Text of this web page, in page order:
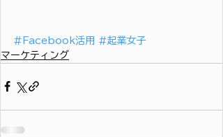
#Facebook活用 #起業女子
マーケティング